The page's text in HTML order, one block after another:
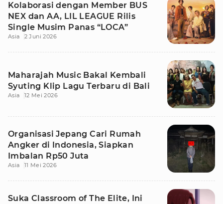
Kolaborasi dengan Member BUS
NEX dan AA, LIL LEAGUE Rilis
Single Musim Panas “LOCA”
Asia 2 Juni 2026
Maharajah Music Bakal Kembali
Syuting Klip Lagu Terbaru di Bali
Asia 12 Mei 2026
Organisasi Jepang Cari Rumah
Angker di Indonesia, Siapkan
Imbalan Rp50 Juta
Asia 11 Mei 2026
Suka Classroom of The Elite, Ini